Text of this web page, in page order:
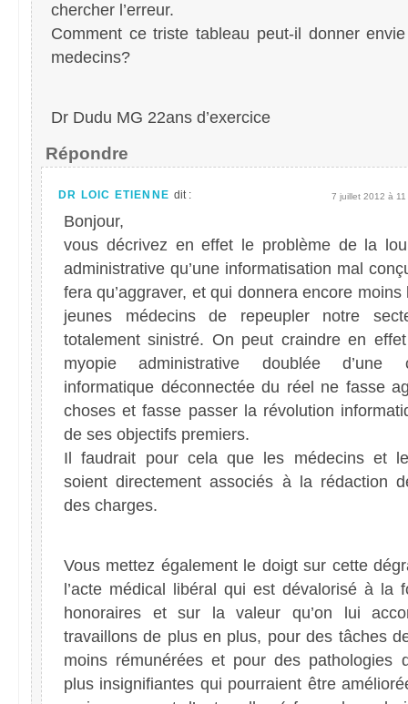
chercher l’erreur.
Comment ce triste tableau peut-il donner
medecins?
Dr Dudu MG 22ans d’exercice
Répondre
DR LOIC ETIENNE dit : 7 juillet 2012 à
Bonjour,
vous décrivez en effet le problème de la
administrative qu’une informatisation mal
fera qu’aggraver, et qui donnera encore moins
jeunes médecins de repeupler notre
totalement sinistré. On peut craindre en
myopie administrative doublée d’une
informatique déconnectée du réel ne fasse
choses et fasse passer la révolution
de ses objectifs premiers.
Il faudrait pour cela que les médecins et
soient directement associés à la rédaction
des charges.
Vous mettez également le doigt sur cette
l’acte médical libéral qui est dévalorisé à la
honoraires et sur la valeur qu’on lui
travaillons de plus en plus, pour des tâches
moins rémunérées et pour des pathologies
plus insignifiantes qui pourraient être